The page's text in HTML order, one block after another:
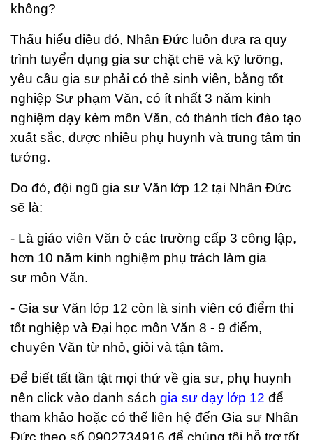
không?
Thấu hiểu điều đó, Nhân Đức luôn đưa ra quy
trình tuyển dụng gia sư chặt chẽ và kỹ lưỡng,
yêu cầu gia sư phải có thẻ sinh viên, bằng tốt
nghiệp Sư phạm Văn, có ít nhất 3 năm kinh
nghiệm dạy kèm môn Văn, có thành tích đào tạo
xuất sắc, được nhiều phụ huynh và trung tâm tin
tưởng.
Do đó, đội ngũ gia sư Văn lớp 12 tại Nhân Đức
sẽ là:
- Là giáo viên Văn ở các trường cấp 3 công lập,
hơn 10 năm kinh nghiệm phụ trách làm gia
sư môn Văn.
- Gia sư Văn lớp 12 còn là sinh viên có điểm thi
tốt nghiệp và Đại học môn Văn 8 - 9 điểm,
chuyên Văn từ nhỏ, giỏi và tận tâm.
Để biết tất tần tật mọi thứ về gia sư, phụ huynh
nên click vào danh sách gia sư dạy lớp 12 để
tham khảo hoặc có thể liên hệ đến Gia sư Nhân
Đức theo số 0902734916 để chúng tôi hỗ trợ tốt